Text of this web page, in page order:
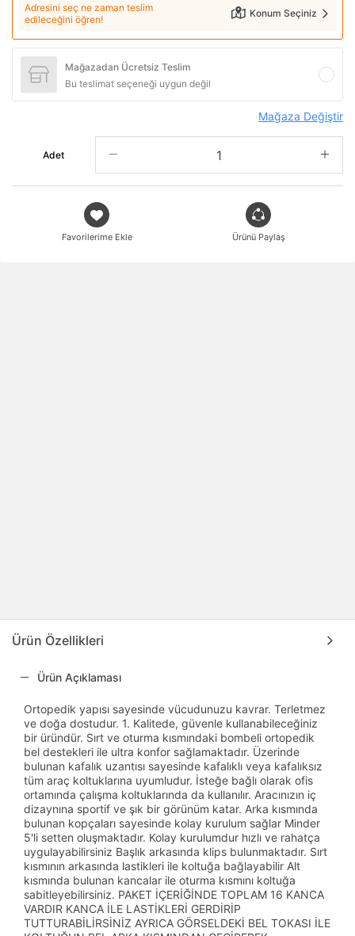
Adresini seç ne zaman teslim
edileceğini öğren!
Konum Seçiniz
Mağazadan Ücretsiz Teslim
Bu teslimat seçeneği uygun değil
Mağaza Değiştir
Adet
Favorilerime Ekle Ürünü Paylaş
Ürün Özellikleri
Ürün Açıklaması
Ortopedik yapısı sayesinde vücudunuzu kavrar. Terletmez
ve doğa dostudur. 1. Kalitede, güvenle kullanabileceğiniz
bir üründür. Sırt ve oturma kısmındaki bombeli ortopedik
bel destekleri ile ultra konfor sağlamaktadır. Üzerinde
bulunan kafalık uzantısı sayesinde kafalıklı veya kafalıksız
tüm araç koltuklarına uyumludur. İsteğe bağlı olarak ofis
ortamında çalışma koltuklarında da kullanılır. Aracınızın iç
dizaynına sportif ve şık bir görünüm katar. Arka kısmında
bulunan kopçaları sayesinde kolay kurulum sağlar Minder
5'li setten oluşmaktadır. Kolay kurulumdur hızlı ve rahatça
uygulayabilirsiniz Başlık arkasında klips bulunmaktadır. Sırt
kısmının arkasında lastikleri ile koltuğa bağlayabilir Alt
kısmında bulunan kancalar ile oturma kısmını koltuğa
sabitleyebilirsiniz. PAKET İÇERİĞİNDE TOPLAM 16 KANCA
VARDIR KANCA İLE LASTİKLERİ GERDİRİP
TUTTURABİLİRSİNİZ AYRICA GÖRSELDEKİ BEL TOKASI İLE